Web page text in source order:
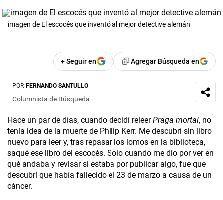
imagen de El escocés que inventó al mejor detective alemán
+ Seguir en Agregar Búsqueda en
POR FERNANDO SANTULLO
Columnista de Búsqueda
Hace un par de días, cuando decidí releerPraga mortal, no
tenía idea de la muerte de Philip Kerr. Me descubrí sin libro
nuevo para leer y, tras repasar los lomos en la biblioteca,
saqué ese libro del escocés. Solo cuando me dio por ver en
qué andaba y revisar si estaba por publicar algo, fue que
descubrí que había fallecido el 23 de marzo a causa de un
cáncer.